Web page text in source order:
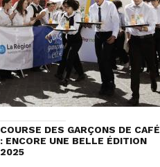
COURSE DES GARÇONS DE CAFÉ
: ENCORE UNE BELLE ÉDITION
2025